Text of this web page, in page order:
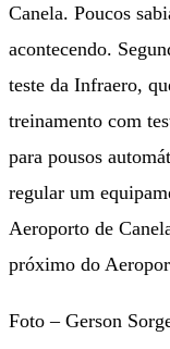
Canela. Poucos
acontecendo.
teste da Infraero,
treinamento com
para pousos
regular um
Aeroporto de
próximo do
Foto – Gerson